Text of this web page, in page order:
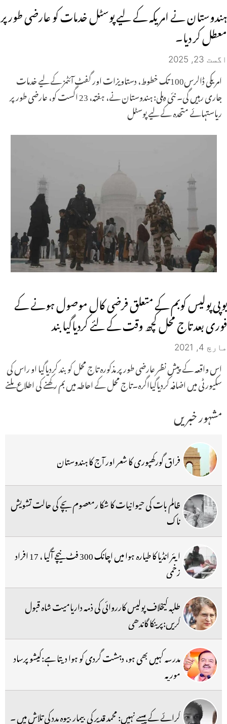
ہندوستان نے امریکہ کے لیے پوسٹل خدمات کو عارضی طور پر
معطل کر دیا۔
اگست 23, 2025
امریکی ڈالرس100 تک خطوط، دستاویزات اور گفٹ آئٹمز کے لیے خدمات
جاری رہیں گی۔ نئی دہلی: ہندوستان نے، ہفتہ، 23 اگست کو، عارضی طور پر
ریاستہائے متحدہ کے لیے پوسٹل
یوپی پولیس کوبم کے متعلق فرضی کال موصول ہونے کے
فوری بعد تاج محل کچھ وقت کے لئے کردیاگیا بند
مارچ 4, 2021
اس واقعہ کے پیش نظر عارضی طور پر مذکورہ تاج محل کو بند کردیاگیا او راس کی
سکیورٹی میں اضافہ کردیاگیااگرہ۔تاج محل کے احاطہ میں بم رکھنے کی اطلاع ملنے
مشہور خبریں
فراق گورکھپوری کا شعر اور آج کا ہندوستان
ظالم بات کی حیوانیات کا شکا رمعصوم بچے کی حالت تشویش
ناک
ایئر انڈیا کا طیارہ ہوا میں اچانک 300 فٹ نیچے آگیا ، 17 افراد
زخمی
طلبہ کیخلاف پولیس کارروائی کی ذمہ داریامیت شاہ قبول
کریں:پرینکا گاندھی
مدرسہ کہیں بھی ہو، دہشت گردی کو ہوا دیتا ہے:کیشو پرساد
موریہ
کرائے کے پیسے نہیں: محمد قدیر کی بیمار بیوہ مدد کی تلاش میں ۔